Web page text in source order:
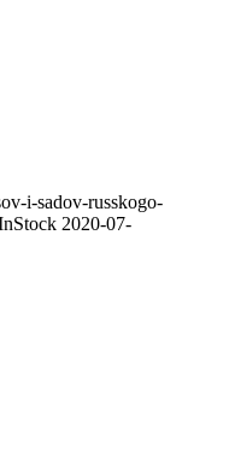
i-sadov-russkogo-
2020-07-